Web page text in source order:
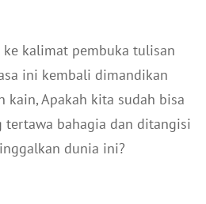
kalimat pembuka tulisan
ini kembali dimandikan
kain, Apakah kita sudah bisa
tertawa bahagia dan ditangisi
dunia ini?